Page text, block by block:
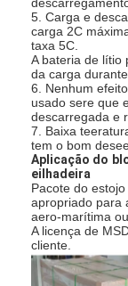
5. Carga e
carga 2C
taxa 5C.
A bateria de lítio
da carga
6. Nenhum
usado sere que
descarregada e
7. Baixa
tem o bom
Aplicação do
eilhadeira
Pacote do
apropriado para
aero-marítima
A licença de
cliente.